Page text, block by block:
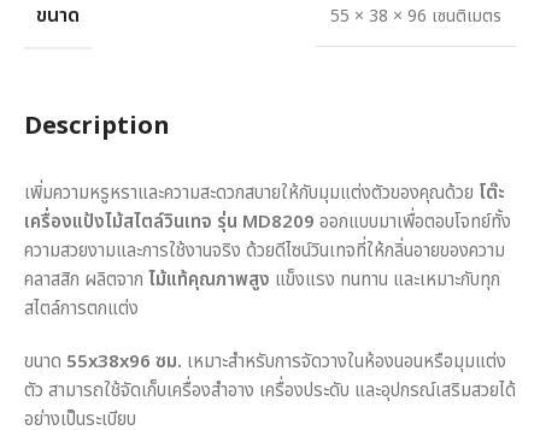
ขนาด 55 × 38 × 96 เซนติเมตร
Description
เพิ่มความหรูหราและความสะดวกสบายให้กับมุมแต่งตัวของคุณด้วย โต๊ะ
เครื่องแป้งไม้สไตล์วินเทจ รุ่น MD8209 ออกแบบมาเพื่อตอบโจทย์ทั้ง
ความสวยงามและการใช้งานจริง ด้วยดีไซน์วินเทจที่ให้กลิ่นอายของความ
คลาสสิก ผลิตจาก ไม้แท้คุณภาพสูง แข็งแรง ทนทาน และเหมาะกับทุก
สไตล์การตกแต่ง
ขนาด 55x38x96 ซม. เหมาะสำหรับการจัดวางในห้องนอนหรือมุมแต่ง
ตัว สามารถใช้จัดเก็บเครื่องสำอาง เครื่องประดับ และอุปกรณ์เสริมสวยได้
อย่างเป็นระเบียบ